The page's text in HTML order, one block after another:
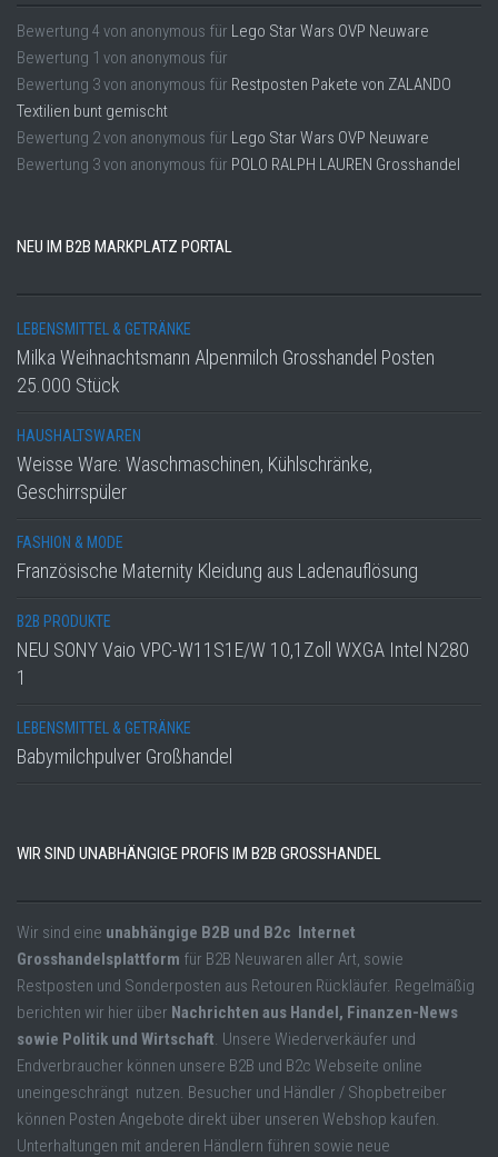
Bewertung 4 von anonymous für Lego Star Wars OVP Neuware
Bewertung 1 von anonymous für
Bewertung 3von anonymous für Restposten Pakete von ZALANDO
Textilien bunt gemischt
Bewertung 2von anonymous für Lego Star Wars OVP Neuware
Bewertung 3von anonymous für POLO RALPH LAUREN Grosshandel
NEU IM B2B MARKPLATZ PORTAL
LEBENSMITTEL & GETRÄNKE
Milka Weihnachtsmann Alpenmilch Grosshandel Posten
25.000 Stück
HAUSHALTSWAREN
Weisse Ware: Waschmaschinen, Kühlschränke,
Geschirrspüler
FASHION & MODE
Französische Maternity Kleidung aus Ladenauflösung
B2B PRODUKTE
NEU SONY Vaio VPC-W11S1E/W 10,1Zoll WXGA Intel N280
1
LEBENSMITTEL & GETRÄNKE
Babymilchpulver Großhandel
WIR SIND UNABHÄNGIGE PROFIS IM B2B GROSSHANDEL
Wir sind eine unabhängige B2B und B2c Internet
Grosshandelsplattform für B2B Neuwaren aller Art, sowie
Restposten und Sonderposten aus Retouren Rückläufer. Regelmäßig
berichten wir hier über Nachrichten aus Handel, Finanzen-News
sowie Politik und Wirtschaft. Unsere Wiederverkäufer und
Endverbraucher können unsere B2B und B2c Webseite online
uneingeschrängt nutzen. Besucher und Händler / Shopbetreiber
können Posten Angebote direkt über unseren Webshop kaufen.
Unterhaltungen mit anderen Händlern führen sowie neue